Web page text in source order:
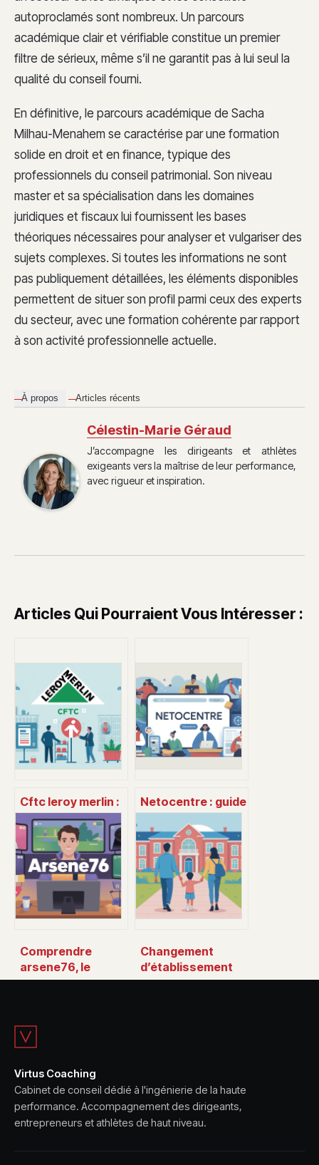
autoproclamés sont nombreux. Un parcours
académique clair et vérifiable constitue un premier
filtre de sérieux, même s’il ne garantit pas à lui seul la
qualité du conseil fourni.
En définitive, le parcours académique de Sacha
Milhau-Menahem se caractérise par une formation
solide en droit et en finance, typique des
professionnels du conseil patrimonial. Son niveau
master et sa spécialisation dans les domaines
juridiques et fiscaux lui fournissent les bases
théoriques nécessaires pour analyser et vulgariser des
sujets complexes. Si toutes les informations ne sont
pas publiquement détaillées, les éléments disponibles
permettent de situer son profil parmi ceux des experts
du secteur, avec une formation cohérente par rapport
à son activité professionnelle actuelle.
À propos Articles récents
Célestin-Marie Géraud
J’accompagne les dirigeants et athlètes
exigeants vers la maîtrise de leur performance,
avec rigueur et inspiration.
Articles Qui Pourraient Vous Intéresser :
Cftc leroy merlin :
vos droits, vos
avantages, vos
contacts
Netocentre : guide
complet pour se
connecter et
utiliser l’espace
numérique
Comprendre
arsene76, le
streamer français
Changement
d’établissement
scolaire en cours
Virtus Coaching
Cabinet de conseil dédié à l'ingénierie de la haute
performance. Accompagnement des dirigeants,
entrepreneurs et athlètes de haut niveau.